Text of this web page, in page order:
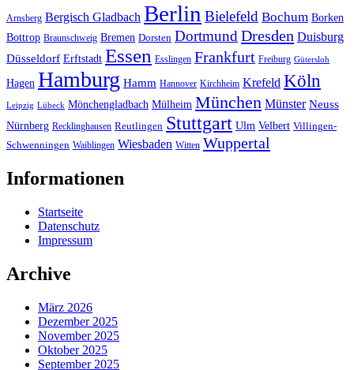
Arnsberg Bergisch Gladbach Berlin Bielefeld Bochum Borken
Bottrop Braunschweig Bremen Dorsten Dortmund Dresden Duisburg
Düsseldorf Erftstadt Essen Esslingen Frankfurt Freiburg Gütersloh
Hagen Hamburg Hamm Hannover Kirchheim Krefeld Köln
Leipzig Lübeck Mönchengladbach Mülheim München Münster Neuss
Nürnberg Recklinghausen Reutlingen Stuttgart Ulm Velbert Villingen-
Schwenningen Waiblingen Wiesbaden Witten Wuppertal
Informationen
Startseite
Datenschutz
Impressum
Archive
März 2026
Dezember 2025
November 2025
Oktober 2025
September 2025